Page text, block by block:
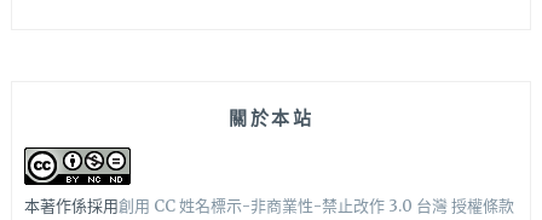
關於本站
本著作係採用創用 CC 姓名標示-非商業性-禁止改作 3.0 台灣 授權條款